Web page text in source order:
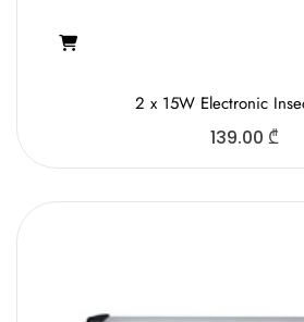
2 x 15W Electronic
139.00 ₾